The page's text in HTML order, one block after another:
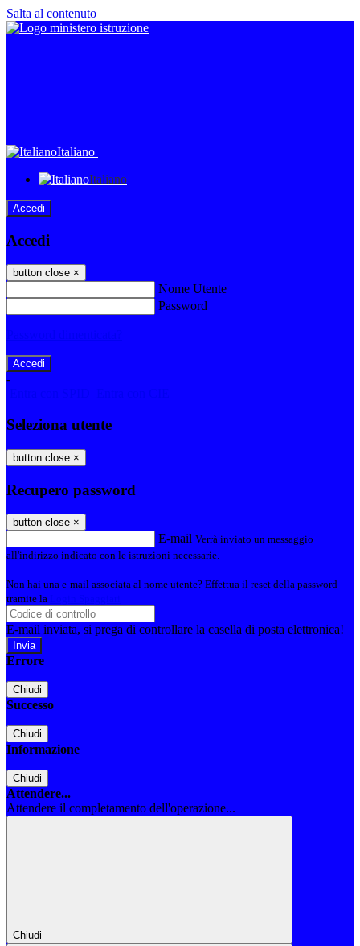
Salta al contenuto
Italiano
Italiano
Accedi
Accedi
button close ×
Nome Utente
Password
-
Seleziona utente
button close ×
Recupero password
button close ×
E-mail Verrà inviato un messaggio
all'indirizzo indicato con le istruzioni necessarie.
Non hai una e-mail associata al nome utente? Effettua il reset della password
tramite la
E-mail inviata, si prega di controllare la casella di posta elettronica!
Errore
Chiudi
Successo
Chiudi
Informazione
Chiudi
Attendere...
Attendere il completamento dell'operazione...
Chiudi